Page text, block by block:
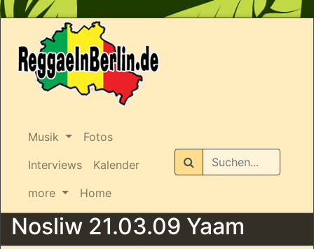
Musik
Fotos
Interviews
Kalender
more
Home
Suchen
Nosliw 21.03.09 Yaam